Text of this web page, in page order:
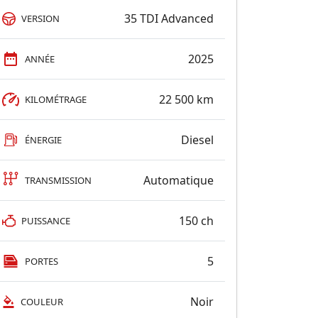
VERSION 35 TDI Advanced
ANNÉE 2025
KILOMÉTRAGE 22 500 km
ÉNERGIE Diesel
TRANSMISSION Automatique
PUISSANCE 150 ch
PORTES 5
COULEUR Noir